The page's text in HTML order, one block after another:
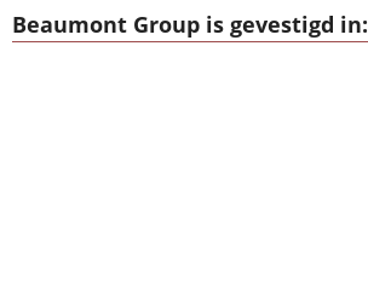
Beaumont Group is gevestigd in: